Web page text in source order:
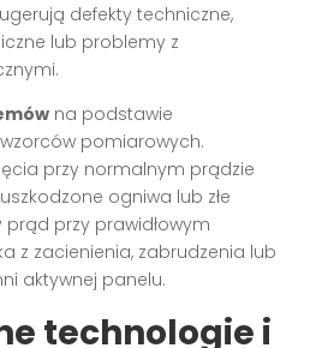
defekty techniczne,
lub problemy z
na podstawie
pomiarowych.
przy normalnym prądzie
ogniwa lub złe
prąd przy prawidłowym
z zacienienia, zabrudzenia lub
aktywnej panelu.
technologie i